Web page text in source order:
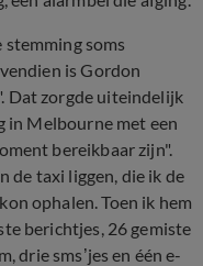
soms
is Gordon
Dat zorgde uiteindelijk
in Melbourne met een
bereikbaar zijn".
de taxi liggen, die ik de
ophalen. Toen ik hem
berichtjes, 26 gemiste
drie sms’jes en één e-